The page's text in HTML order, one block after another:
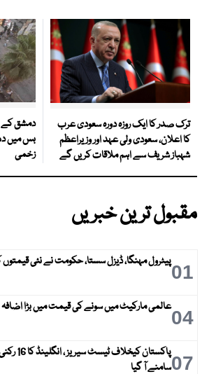
ترک صدر کا ایک روزہ دورہ سعودی عرب
کا اعلان، سعودی ولی عہد اور وزیراعظم
شہباز شریف سے اہم ملاقات کریں گے
دمشق کے
زخمی
مقبول ترین خبریں
01پیٹرول مہنگا، ڈیزل سستا، حکومت نے نئی قیمتوں
04عالمی مارکیٹ میں سونے کی قیمت میں بڑا اضافہ
07
پاکستان کیخلاف
سامنے آ گیا